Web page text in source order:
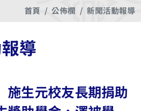
首頁 公佈欄 新聞活動報導
導
施生元校友長期捐助